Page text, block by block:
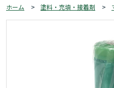
ホーム > 塗料・充填・接着剤 >